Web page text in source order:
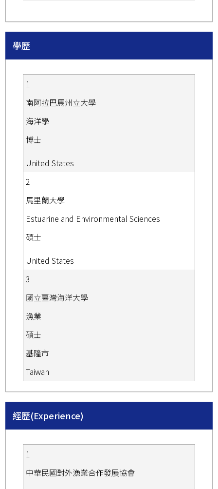
學歷
1
南阿拉巴馬州立大學
海洋學
博士
United States
2
馬里蘭大學
Estuarine and Environmental Sciences
碩士
United States
3
國立臺灣海洋大學
漁業
碩士
基隆市
Taiwan
經歷(Experience)
1
中華民國對外漁業合作發展協會